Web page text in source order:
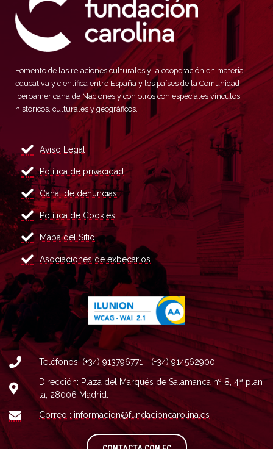
Fomento de las relaciones culturales y la cooperación en materia
educativa y científica entre España y los países de la Comunidad
Iberoamericana de Naciones y con otros con especiales vínculos
históricos, culturales y geográficos.
Aviso Legal
Política de privacidad
Canal de denuncias
Política de Cookies
Mapa del Sitio
Asociaciones de exbecarios
Teléfonos: (+34) 913796771 - (+34) 914562900
Dirección: Plaza del Marqués de Salamanca nº 8, 4ª plan
ta, 28006 Madrid.
Correo : informacion@fundacioncarolina.es